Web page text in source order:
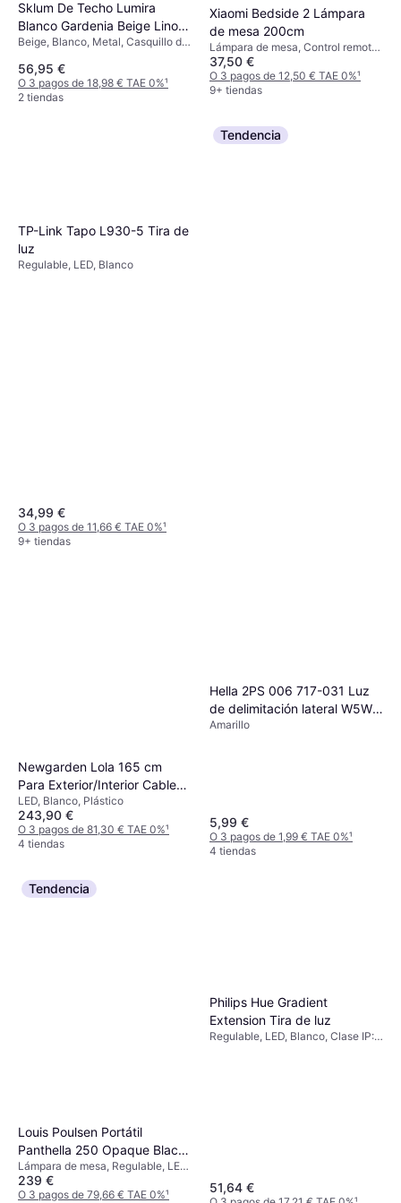
Sklum De Techo Lumira
Blanco Gardenia Beige Lino
Ø55 Cm Lámpara Colgante
Beige, Blanco, Metal, Casquillo de
56,95 €
O 3 pagos de 18,98 € TAE 0%¹
2 tiendas
Xiaomi Bedside 2 Lámpara
de mesa 200cm
Lámpara de mesa, Control remoto,
Blanco
37,50 €
O 3 pagos de 12,50 € TAE 0%¹
9+ tiendas
TP-Link Tapo L930-5 Tira de
luz
Regulable, LED, Blanco
34,99 €
O 3 pagos de 11,66 € TAE 0%¹
9+ tiendas
Tendencia
LED, Celdas solares, Transparente,
Plata, Blanco, Acero inoxidable,
Acero, Clase IP: IP44
30,49 €
O 3 pagos de 10,16 € TAE 0%
Newgarden Lola 165 cm
Para Exterior/Interior Cable
Lámpara de Pie
LED, Blanco, Plástico
243,90 €
O 3 pagos de 81,30 € TAE 0%¹
4 tiendas
Hella 2PS 006 717-031 Luz
de delimitación lateral W5W
derecha, izquierda 12
Amarillo
5,99 €
O 3 pagos de 1,99 € TAE 0%¹
4 tiendas
Tendencia
Louis Poulsen Portátil
Panthella 250 Opaque Black
Lámpara de mesa
Lámpara de mesa, Regulable, LED,
Negro
239 €
O 3 pagos de 79,66 € TAE 0%¹
Philips Hue Gradient
Extension Tira de luz
Regulable, LED, Blanco, Clase IP:
51,64 €